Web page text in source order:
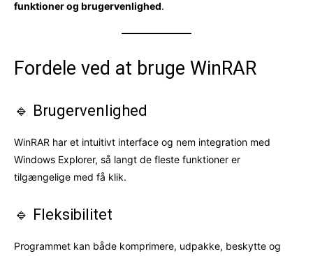
funktioner og brugervenlighed.
Fordele ved at bruge WinRAR
🔹 Brugervenlighed
WinRAR har et intuitivt interface og nem integration med
Windows Explorer, så langt de fleste funktioner er
tilgængelige med få klik.
🔹 Fleksibilitet
Programmet kan både komprimere, udpakke, beskytte og